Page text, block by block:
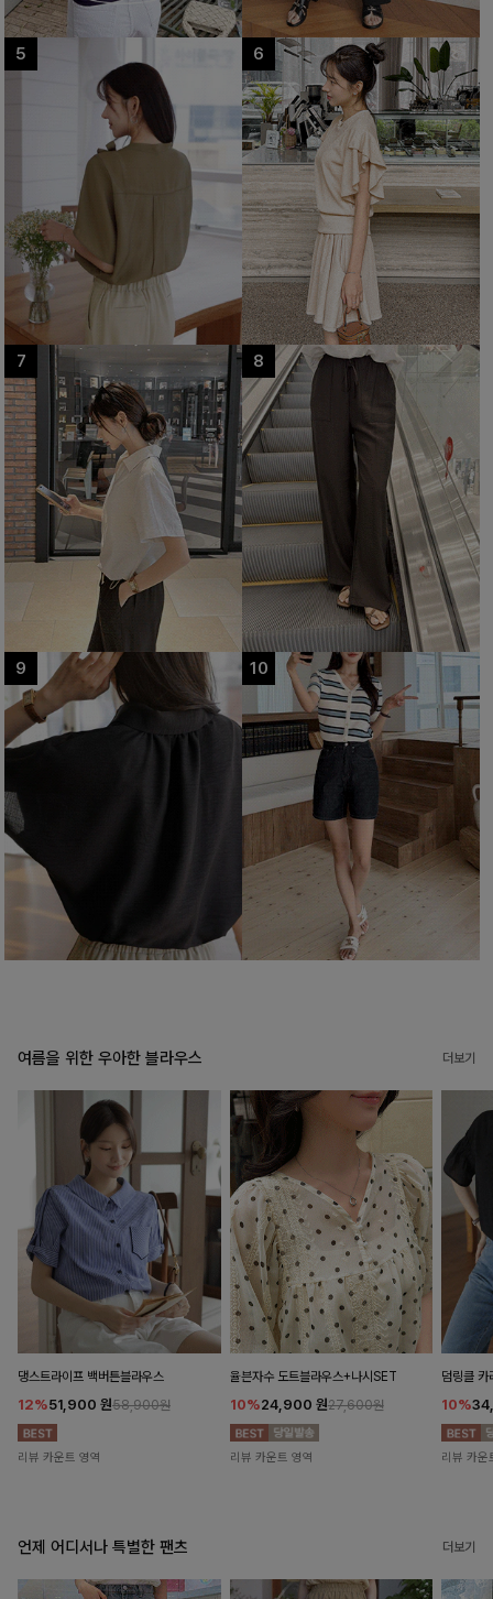
여름을 위한 우아한 블라우스 더보기
댕스트라이프 백버튼블라우스
12%51,900 원58,900원
리뷰 카운트 영역
율븐자수 도트블라우스+나시SET
10%24,900 원27,600원
리뷰 카운트 영역
덤링클 카
10%
리뷰 카운
언제 어디서나 특별한 팬츠 더보기